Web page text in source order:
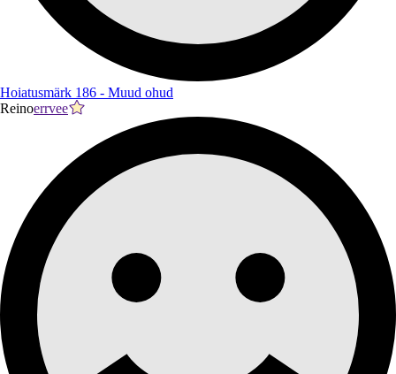
Hoiatusmärk 186 - Muud ohud
Reinoerrvee